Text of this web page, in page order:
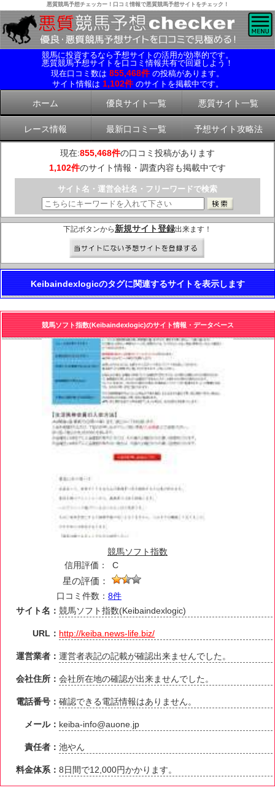
悪質競馬予想チェッカー！口コミ情報で悪質競馬予想サイトをチェック！
競馬に投資するなら予想サイトの活用が効率的です。
悪質競馬予想サイトを口コミ情報共有で回避しよう！
現在口コミ数は 855,468件 の投稿があります。
サイト情報は 1,102件 のサイトを掲載中です。
ホーム 優良サイト一覧 悪質サイト一覧
レース情報 最新口コミ一覧 予想サイト攻略法
現在:855,468件の口コミ投稿があります
1,102件のサイト情報・調査内容も掲載中です
サイト名・運営会社名・フリーワードで検索
下記ボタンから 新規サイト登録出来ます！
Keibaindexlogicのタグに関連するサイトを表示します
競馬ソフト指数(Keibaindexlogic)のサイト情報・データベース
競馬ソフト指数
信用評価：
C
星の評価：
口コミ件数： 8件
サイト名：競馬ソフト指数(Keibaindexlogic)
URL： http://keiba.news-life.biz/
運営業者：運営者表記の記載が確認出来ませんでした。
会社住所：会社所在地の確認が出来ませんでした。
電話番号：確認できる電話情報はありません。
メール： keiba-info@auone.jp
責任者：池やん
料金体系：8日間で12,000円かかります。